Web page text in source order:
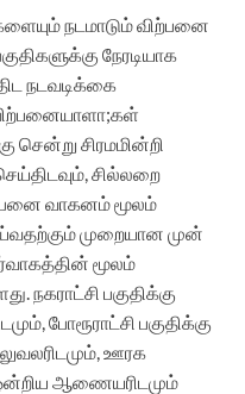
நடமாடும் விற்பனை
நேரடியாக
நடவடிக்கை
சென்று சிரமமின்றி
சில்லறை
வாகனம் மூலம்
முறையான முன்
மூலம்
நகராட்சி பகுதிக்கு
போரூராட்சி பகுதிக்கு
ஊரக
ஒன்றிய ஆணையரிடமும்